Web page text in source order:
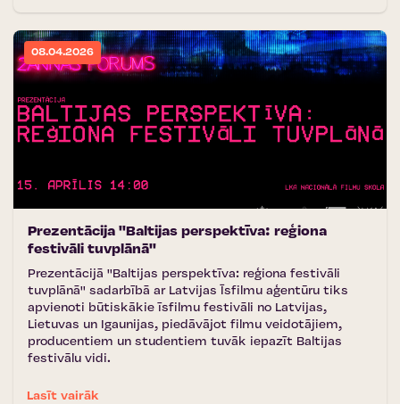
08.04.2026
Prezentācija ''Baltijas perspektīva: reģiona
festivāli tuvplānā''
Prezentācijā ''Baltijas perspektīva: reģiona festivāli
tuvplānā'' sadarbībā ar Latvijas Īsfilmu aģentūru tiks
apvienoti būtiskākie īsfilmu festivāli no Latvijas,
Lietuvas un Igaunijas, piedāvājot filmu veidotājiem,
producentiem un studentiem tuvāk iepazīt Baltijas
festivālu vidi.
Lasīt vairāk